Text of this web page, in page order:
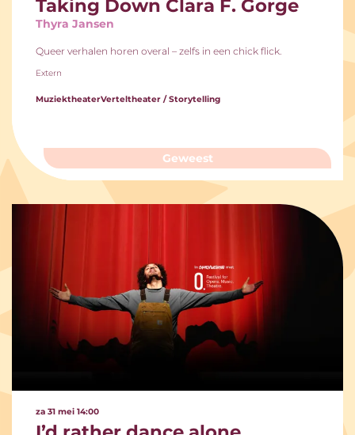
Taking Down Clara F. Gorge
Thyra Jansen
Queer verhalen horen overal – zelfs in een chick flick.
Extern
MuziektheaterVerteltheater / Storytelling
Geweest
za 31 mei 14:00